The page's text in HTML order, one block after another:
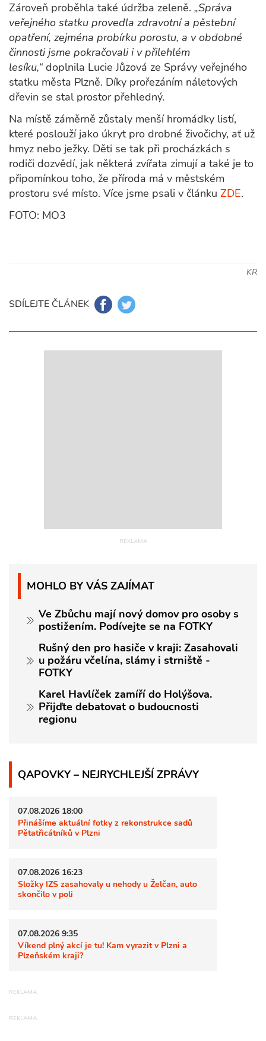
Zároveň proběhla také údržba zeleně. „Správa
veřejného statku provedla zdravotní a pěstební
opatření, zejména probírku porostu, a v obdobné
činnosti jsme pokračovali i v přilehlém
lesíku,“ doplnila Lucie Jůzová ze Správy veřejného
statku města Plzně. Díky prořezáním náletových
dřevin se stal prostor přehledný.
Na místě záměrně zůstaly menší hromádky listí,
které poslouží jako úkryt pro drobné živočichy, ať už
hmyz nebo ježky. Děti se tak při procházkách s
rodiči dozvědí, jak některá zvířata zimují a také je to
připomínkou toho, že příroda má v městském
prostoru své místo. Více jsme psali v článku ZDE.
FOTO: MO3
KR
SDÍLEJTE ČLÁNEK
MOHLO BY VÁS ZAJÍMAT
Ve Zbůchu mají nový domov pro osoby s
postižením. Podívejte se na FOTKY
Rušný den pro hasiče v kraji: Zasahovali
u požáru včelína, slámy i strniště -
FOTKY
Karel Havlíček zamíří do Holýšova.
Přijďte debatovat o budoucnosti
regionu
QAPOVKY – NEJRYCHLEJŠÍ ZPRÁVY
07.08.2026 18:00
Přinášíme aktuální fotky z rekonstrukce sadů
Pětatřicátníků v Plzni
07.08.2026 16:23
Složky IZS zasahovaly u nehody u Želčan, auto
skončilo v poli
07.08.2026 9:35
Víkend plný akcí je tu! Kam vyrazit v Plzni a
Plzeňském kraji?